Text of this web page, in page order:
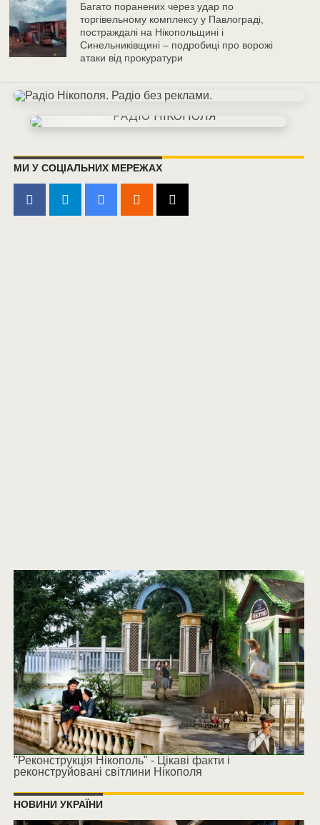
Багато поранених через удар по
торгівельному комплексу у Павлограді,
постраждалі на Нікопольщині і
Синельниківщині – подробиці про ворожі
атаки від прокуратури
МИ У СОЦІАЛЬНИХ МЕРЕЖАХ
"Реконструкція Нікополь" - Цікаві факти і
реконструйовані світлини Нікополя
НОВИНИ УКРАЇНИ